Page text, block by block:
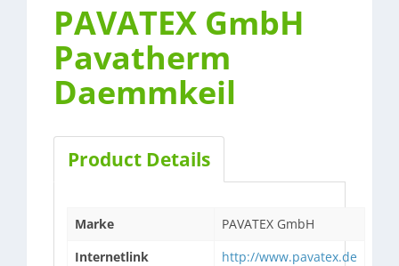
PAVATEX GmbH
Pavatherm
Daemmkeil
Product Details
Marke
PAVATEX GmbH
Internetlink
http://www.pavatex.de